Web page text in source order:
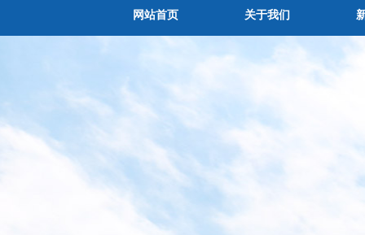
网站首页 关于我们